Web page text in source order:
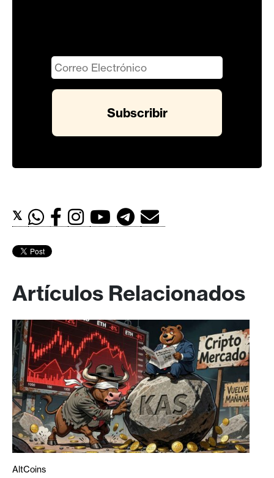
𝕏
Artículos Relacionados
AltCoins